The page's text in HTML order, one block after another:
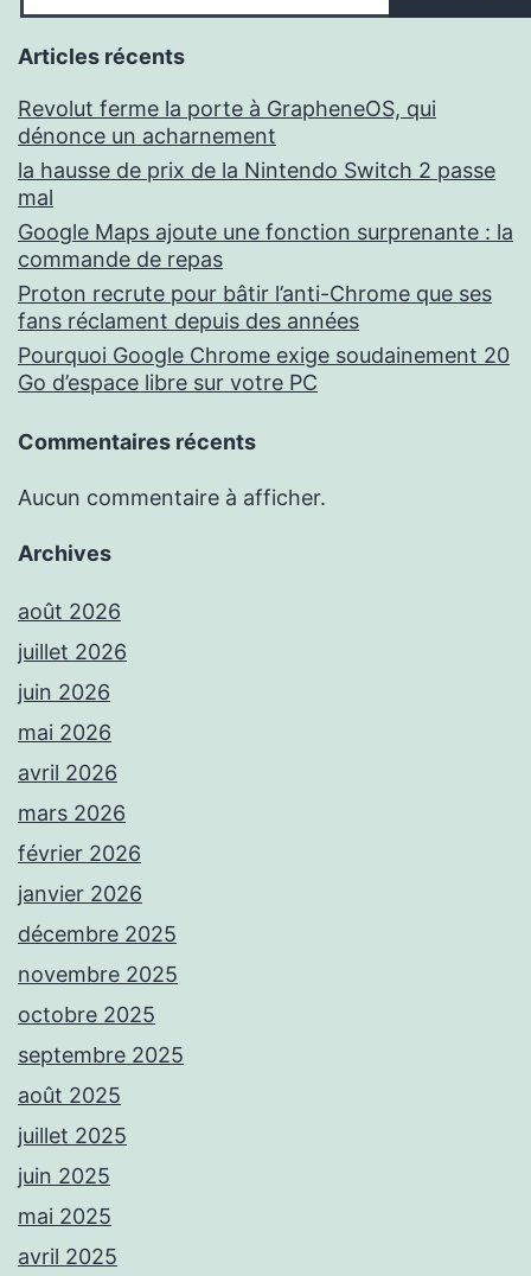
Articles récents
Revolut ferme la porte à GrapheneOS, qui
dénonce un acharnement
la hausse de prix de la Nintendo Switch 2 passe
mal
Google Maps ajoute une fonction surprenante : la
commande de repas
Proton recrute pour bâtir l’anti-Chrome que ses
fans réclament depuis des années
Pourquoi Google Chrome exige soudainement 20
Go d’espace libre sur votre PC
Commentaires récents
Aucun commentaire à afficher.
Archives
août 2026
juillet 2026
juin 2026
mai 2026
avril 2026
mars 2026
février 2026
janvier 2026
décembre 2025
novembre 2025
octobre 2025
septembre 2025
août 2025
juillet 2025
juin 2025
mai 2025
avril 2025